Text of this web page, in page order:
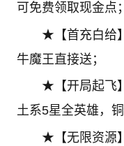
可免费领取现金点；
★【首充白给
牛魔王直接送；
★【开局起飞
土系5星全英雄，
★【无限资源